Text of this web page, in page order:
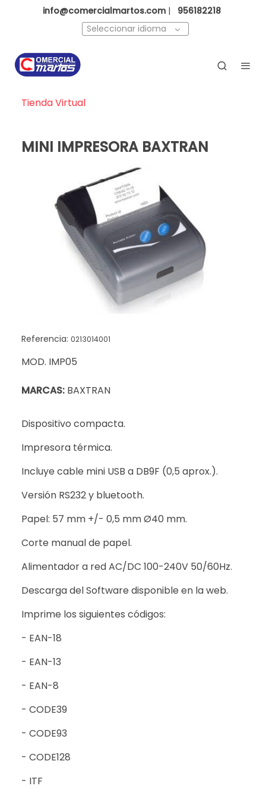
info@comercialmartos.com |
956182218
Seleccionar idioma
Tienda Virtual
MINI IMPRESORA BAXTRAN
Referencia: 0213014001
MOD. IMP05
MARCAS: BAXTRAN
Dispositivo compacta.
Impresora térmica.
Incluye cable mini USB a DB9F (0,5 aprox.).
Versión RS232 y bluetooth.
Papel: 57 mm +/- 0,5 mm Ø40 mm.
Corte manual de papel.
Alimentador a red AC/DC 100-240V 50/60Hz.
Descarga del Software disponible en la web.
Imprime los siguientes códigos:
- EAN-18
- EAN-13
- EAN-8
- CODE39
- CODE93
- CODE128
- ITF